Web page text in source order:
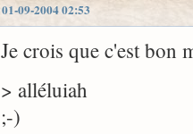
01-09-2004 02:53
Je crois que c'est bon
> alléluiah
;-)